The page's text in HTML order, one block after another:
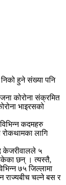
निको हुने संख्या पनि
कोरोना संक्रमित
भाइरसको
कदमहरु
लागि
केजरीवालले ५
छन् । त्यस्तै,
७५ जिल्लामा
राज्यबीच चल्ने बस र